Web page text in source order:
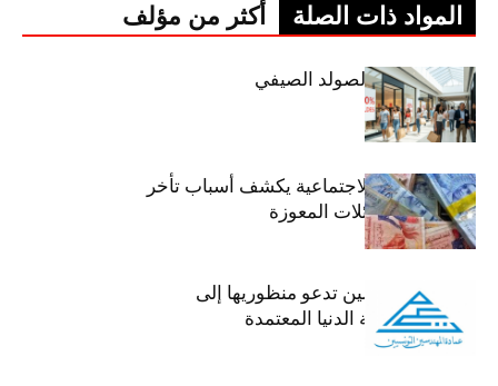
المواد ذات الصلة أكثر من مؤلف
اليوم: إنطلاق الصولد الصيفي
وزير الشؤون الاجتماعية يكشف أسباب تأخر
صرف منح العائلات المعوزة
عمادة المهندسين تدعو منظوريها إلى
احترام التعريفة الدنيا المعتمدة